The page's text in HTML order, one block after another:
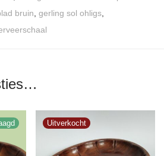
bruin gerling sol ohligs